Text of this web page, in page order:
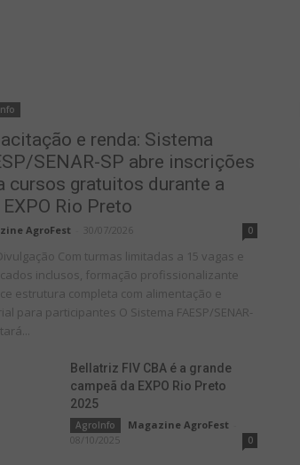
e renda: Sistema
SENAR-SP abre inscrições
cursos gratuitos durante a
EXPO Rio Preto
AgroFest 30/07/2026 0
Com turmas limitadas a 15 vagas e
inclusos, formação profissionalizante
estrutura completa com alimentação e
para participantes O Sistema FAESP/SENAR-
Bellatriz FIV CBA é a grande
campeã da EXPO Rio Preto
2025
AgroInfo Magazine AgroFest
08/10/2025
0